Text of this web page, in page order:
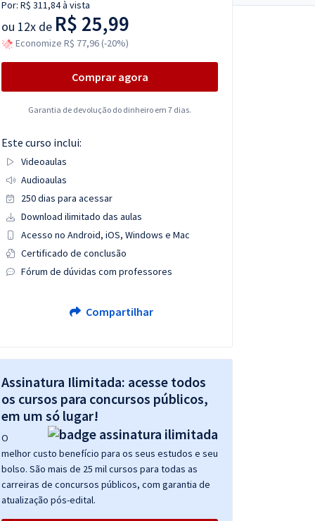
Por: R$ 311,84à vista
ou 12x de R$ 25,99
Economize R$ 77,96 (-20%)
Comprar agora
Garantia de devolução do dinheiro em 7 dias.
Este curso inclui:
Videoaulas
Audioaulas
250 dias para acessar
Download ilimitado das aulas
Acesso no Android, iOS, Windows e Mac
Certificado de conclusão
Fórum de dúvidas com professores
Compartilhar
Assinatura Ilimitada: acesse todos
os cursos para concursos públicos,
em um só lugar!
O
melhor custo benefício para os seus estudos e seu
bolso. São mais de 25 mil cursos para todas as
carreiras de concursos públicos, com garantia de
atualização pós-edital.